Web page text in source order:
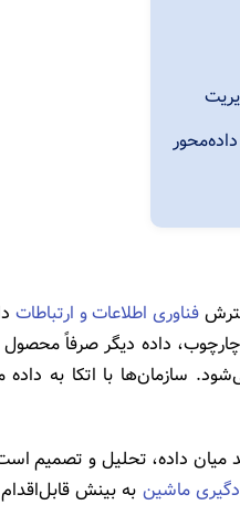
فناوری اطلاعات و ارتباطات
داده دیگر صرفاً
سازمان‌ها با اتکا به داده
میان داده، تحلیل و
ماشین به بینش